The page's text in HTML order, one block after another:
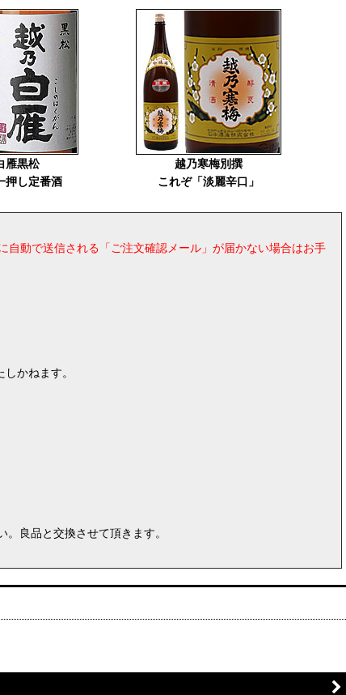
雁黒松
押し定番酒
越乃寒梅別撰
これぞ「淡麗辛口」
動で送信される「ご注文確認メール」が届かない場合はお手
かねます。
良品と交換させて頂きます。